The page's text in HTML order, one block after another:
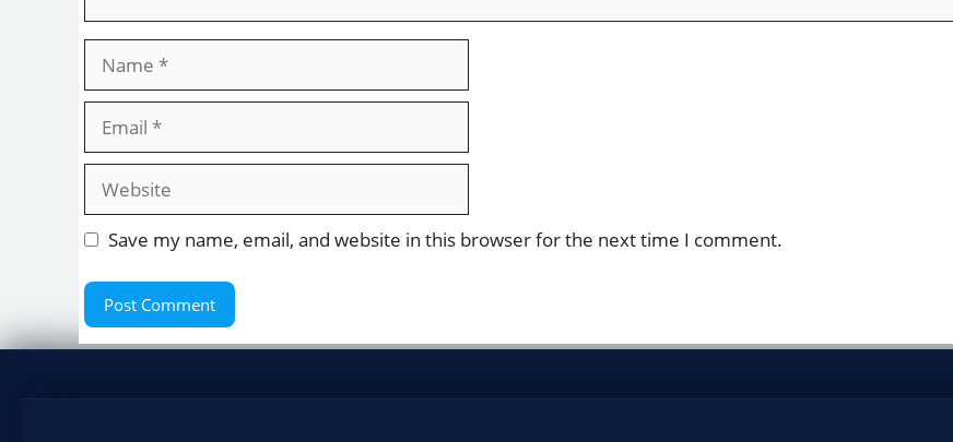
Website
Save my name, email, and website in this browser for the next time I comment.